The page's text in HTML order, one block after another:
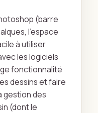
(barre
l’espace
à utiliser
les logiciels
fonctionnalité
dessins et faire
gestion des
(dont le